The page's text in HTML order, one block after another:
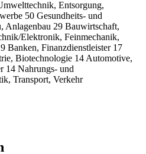
Entsorgung,
50 Gesundheits- und
Anlagenbau 29 Bauwirtschaft,
Elektronik, Feinmechanik,
Banken, Finanzdienstleister 17
Biotechnologie 14 Automotive,
14 Nahrungs- und
Transport, Verkehr